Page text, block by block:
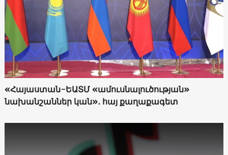
«Հայաստան-ԵԱՏՄ «ամուսնալուծության»
նախանշաններ կան»․ հայ քաղաքագետ